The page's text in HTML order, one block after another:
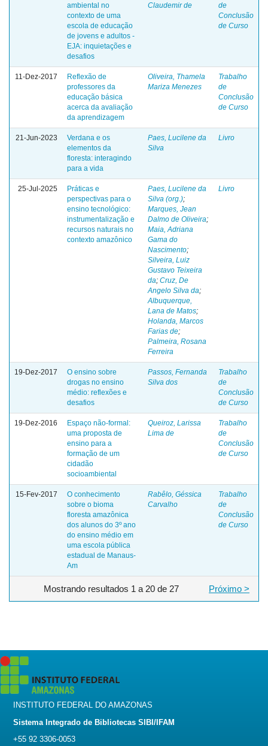
ambiental no
contexto de uma
escola de educação
de jovens e adultos -
EJA: inquietações e
desafios
Claudemir de
de
Conclusão
de Curso
11-Dez-2017
Reflexão de
professores da
educação básica
acerca da avaliação
da aprendizagem
Oliveira, Thamela
Mariza Menezes
Trabalho
de
Conclusão
de Curso
21-Jun-2023
Verdana e os
elementos da
floresta: interagindo
para a vida
Paes, Lucilene da
Silva
Livro
25-Jul-2025
Práticas e
perspectivas para o
ensino tecnológico:
instrumentalização e
recursos naturais no
contexto amazônico
Paes, Lucilene da
Silva (org.);
Marques, Jean
Dalmo de Oliveira;
Maia, Adriana
Gama do
Nascimento;
Silveira, Luiz
Gustavo Teixeira
da; Cruz, De
Angelo Silva da;
Albuquerque,
Lana de Matos;
Holanda, Marcos
Farias de;
Palmeira, Rosana
Ferreira
Livro
19-Dez-2017
O ensino sobre
drogas no ensino
médio: reflexões e
desafios
Passos, Fernanda
Silva dos
Trabalho
de
Conclusão
de Curso
19-Dez-2016
Espaço não-formal:
uma proposta de
ensino para a
formação de um
cidadão
socioambiental
Queiroz, Larissa
Lima de
Trabalho
de
Conclusão
de Curso
15-Fev-2017
O conhecimento
sobre o bioma
floresta amazônica
dos alunos do 3º ano
do ensino médio em
uma escola pública
estadual de Manaus-
Am
Rabêlo, Géssica
Carvalho
Trabalho
de
Conclusão
de Curso
Mostrando resultados 1 a 20 de 27 Próximo >
INSTITUTO FEDERAL DO AMAZONAS
Sistema Integrado de Bibliotecas SIBI/IFAM
+55 92 3306-0053